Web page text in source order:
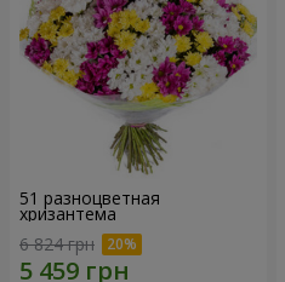
51 разноцветная
хризантема
6 824 грн